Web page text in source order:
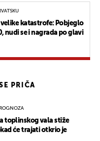
velike katastrofe: Pobjeglo
nudi se i nagrada po glavi
PRIČA
toplinskog vala stiže
će trajati otkrio je